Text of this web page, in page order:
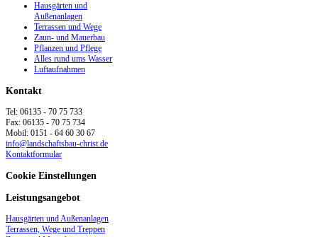
Hausgärten und
Außenanlagen
Terrassen und Wege
Zaun- und Mauerbau
Pflanzen und Pflege
Alles rund ums Wasser
Luftaufnahmen
Kontakt
Tel: 06135 - 70 75 733
Fax: 06135 - 70 75 734
Mobil: 0151 - 64 60 30 67
info@landschaftsbau-christ.de
Kontaktformular
Cookie Einstellungen
Leistungsangebot
Hausgärten und Außenanlagen
Terrassen, Wege und Treppen